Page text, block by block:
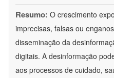
Resumo: O crescimento
imprecisas, falsas ou
disseminação da
digitais. A desinformação
aos processos de cuidado,